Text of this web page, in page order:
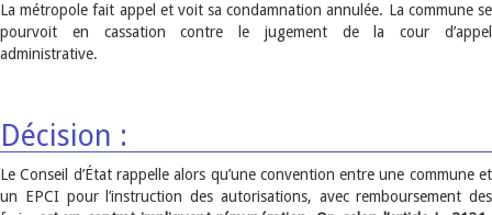
La métropole fait appel et voit sa condamnation annulée. La commune se
pourvoit en cassation contre le jugement de la cour d’appel
administrative.
Décision :
Le Conseil d’État rappelle alors qu’une convention entre une commune et
un EPCI pour l’instruction des autorisations, avec remboursement des